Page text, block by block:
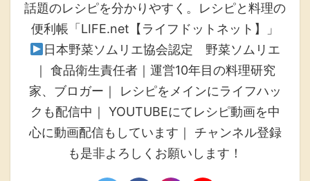
話題のレシピを分かりやすく。レシピと料理の
便利帳「LIFE.net【ライフドットネット】」
日本野菜ソムリエ協会認定 野菜ソムリエ
｜ 食品衛生責任者｜運営10年目の料理研究
家、ブロガー｜ レシピをメインにライフハッ
クも配信中｜ YOUTUBEにてレシピ動画を中
心に動画配信もしています｜ チャンネル登録
も是非よろしくお願いします！